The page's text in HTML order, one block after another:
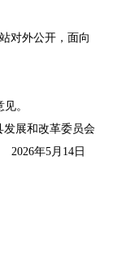
对外公开，面向
。
发展和改革委员会
2026年5月14日